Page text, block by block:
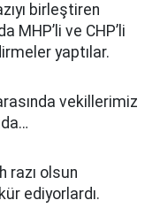
birleştiren
MHP’li ve CHP’li
yaptılar.
vekillerimiz
razı olsun
ediyorlardı.